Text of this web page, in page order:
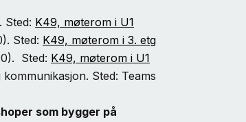
Sted: K49, møterom i U1
Sted: K49, møterom i 3. etg
Sted: K49, møterom i U1
Sted: Teams
som bygger på